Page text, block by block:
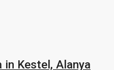
in Kestel, Alanya